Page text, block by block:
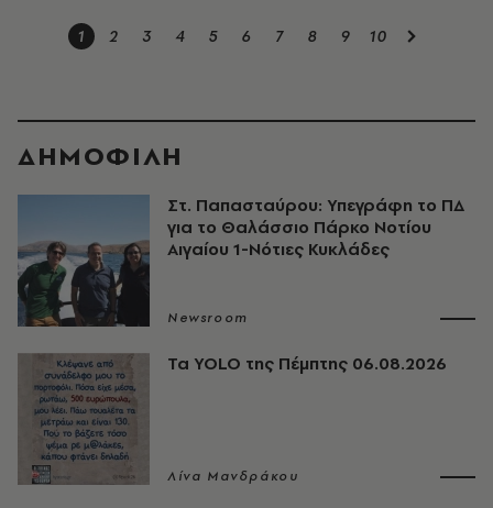
1 2 3 4 5 6 7 8 9 10
ΔΗΜΟΦΙΛΗ
Στ. Παπασταύρου: Υπεγράφη το ΠΔ
για το Θαλάσσιο Πάρκο Νοτίου
Αιγαίου 1-Νότιες Κυκλάδες
Newsroom
Τα YOLO της Πέμπτης 06.08.2026
Λίνα Μανδράκου